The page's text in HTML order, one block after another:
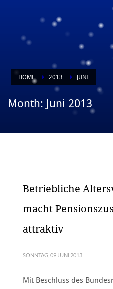
HOME 2013 JUNI
Month: Juni 2013
Betriebliche
macht
attraktiv
SONNTAG, 09 JUNI 2013
Mit Beschluss des